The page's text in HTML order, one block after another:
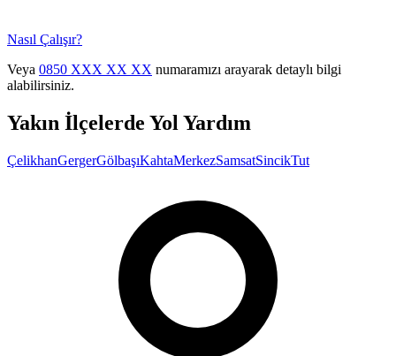
Nasıl Çalışır?
Veya 0850 XXX XX XX numaramızı arayarak detaylı bilgi
alabilirsiniz.
Yakın İlçelerde Yol Yardım
ÇelikhanGergerGölbaşıKahtaMerkezSamsatSincikTut